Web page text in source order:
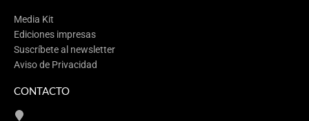
Media Kit
Ediciones impresas
Suscríbete al newsletter
Aviso de Privacidad
CONTACTO